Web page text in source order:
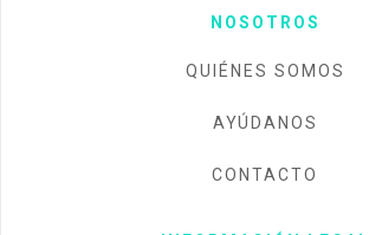
NOSOTROS
QUIÉNES SOMOS
AYÚDANOS
CONTACTO